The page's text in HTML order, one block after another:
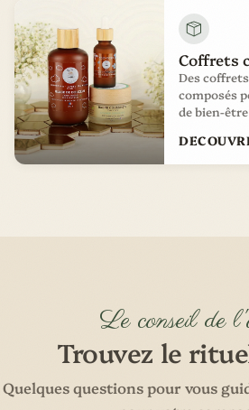
Coffrets
Des
composés
de bien-
Le conseil de
Trouvez le
Quelques questions pour vous